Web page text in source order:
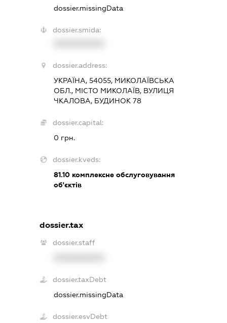
dossier.missingData
dossier.smida:
dossier.address:
УКРАЇНА, 54055, МИКОЛАЇВСЬКА
ОБЛ., МІСТО МИКОЛАЇВ, ВУЛИЦЯ
ЧКАЛОВА, БУДИНОК 78
dossier.capital:
0 грн.
dossier.kveds:
81.10 комплексне обслуговування
об'єктів
dossier.tax
dossier.staff
dossier.taxDebt
dossier.missingData
dossier.esvDebt